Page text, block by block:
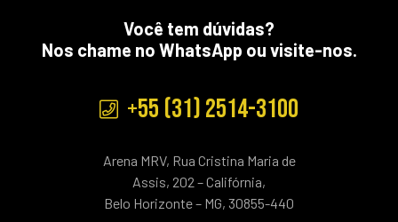
Você tem dúvidas?
Nos chame no WhatsApp ou visite-nos.
+55 (31) 2514-3100
Arena MRV, Rua Cristina Maria de
Assis, 202 – Califórnia,
Belo Horizonte – MG, 30855-440